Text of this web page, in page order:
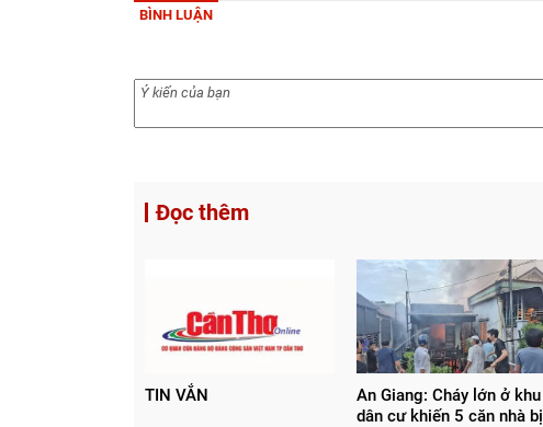
BÌNH LUẬN
Đọc thêm
TIN VẮN
An Giang: Cháy lớn ở khu
dân cư khiến 5 căn nhà bị